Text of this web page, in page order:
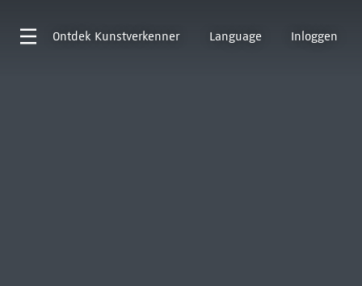
Ontdek Kunstverkenner Language Inloggen